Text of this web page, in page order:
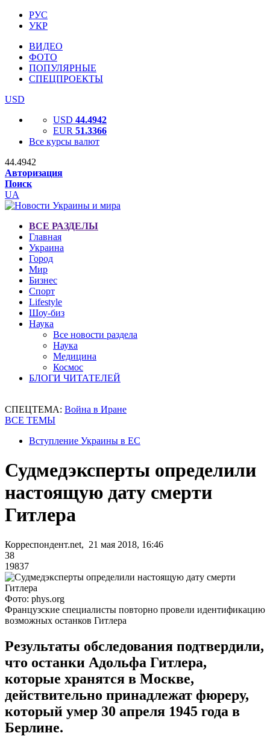
РУС
УКР
ВИДЕО
ФОТО
ПОПУЛЯРНЫЕ
СПЕЦПРОЕКТЫ
USD
USD 44.4942
EUR 51.3366
Все курсы валют
44.4942
Авторизация
Поиск
UA
ВСЕ РАЗДЕЛЫ
Главная
Украина
Город
Мир
Бизнес
Спорт
Lifestyle
Шоу-биз
Наука
Все новости раздела
Наука
Медицина
Космос
БЛОГИ ЧИТАТЕЛЕЙ
СПЕЦТЕМА: Война в Иране
ВСЕ ТЕМЫ
Вступление Украины в ЕС
Судмедэксперты определили
настоящую дату смерти
Гитлера
Корреспондент.net, 21 мая 2018, 16:46
38
19837
Фото: phys.org
Французские специалисты повторно провели идентификацию
возможных останков Гитлера
Результаты обследования подтвердили,
что останки Адольфа Гитлера,
которые хранятся в Москве,
действительно принадлежат фюреру,
который умер 30 апреля 1945 года в
Берлине.